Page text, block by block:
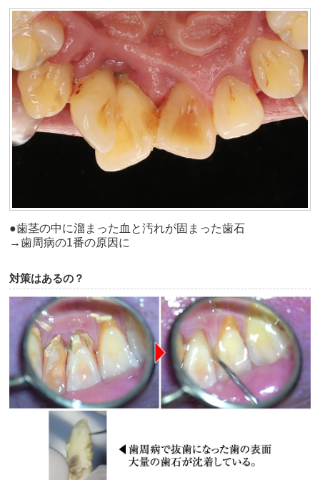
●歯茎の中に溜まった血と汚れが固まった歯石
→歯周病の1番の原因に
対策はあるの？